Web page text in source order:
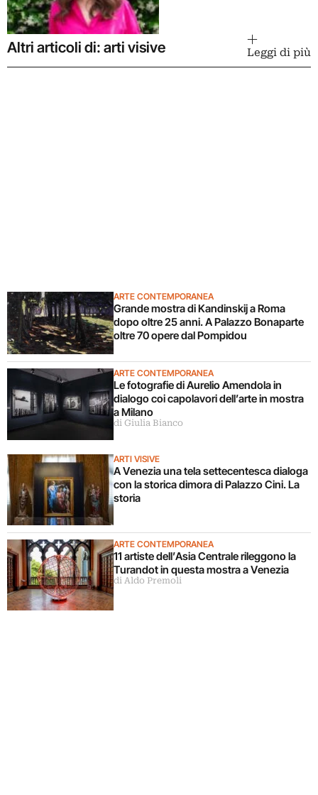
Altri articoli di: arti visive Leggi di più
ARTE CONTEMPORANEA
Grande mostra di Kandinskij a Roma
dopo oltre 25 anni. A Palazzo Bonaparte
oltre 70 opere dal Pompidou
ARTE CONTEMPORANEA
Le fotografie di Aurelio Amendola in
dialogo coi capolavori dell’arte in mostra
a Milano
di Giulia Bianco
ARTI VISIVE
A Venezia una tela settecentesca dialoga
con la storica dimora di Palazzo Cini. La
storia
ARTE CONTEMPORANEA
11 artiste dell’Asia Centrale rileggono la
Turandot in questa mostra a Venezia
di Aldo Premoli